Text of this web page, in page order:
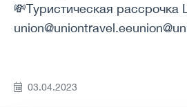
💸Туристическая рассрочка
03.04.2023